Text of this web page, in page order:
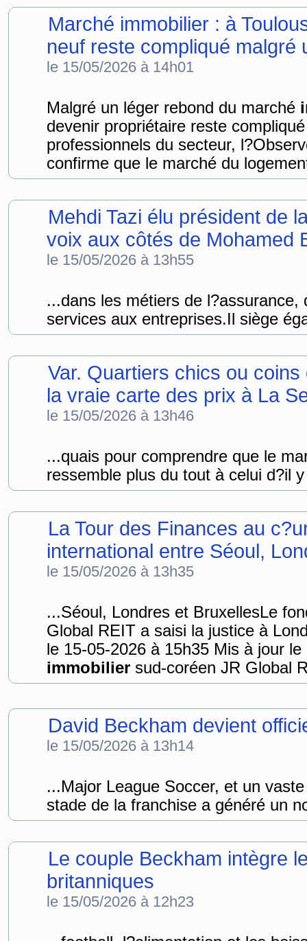
Marché immobilier : à
neuf reste compliqué malgré
le 15/05/2026 à 14h01
Malgré un léger rebond du marché
devenir propriétaire reste
professionnels du secteur,
confirme que le marché du
Mehdi Tazi élu président de
voix aux côtés de Mohamed
le 15/05/2026 à 13h55
...dans les métiers de l?assurance,
services aux entreprises.Il siège
Var. Quartiers chics ou
la vraie carte des prix à La
le 15/05/2026 à 13h46
...quais pour comprendre que le
ressemble plus du tout à celui d?il
La Tour des Finances au
international entre Séoul,
le 15/05/2026 à 13h35
...Séoul, Londres et BruxellesLe
Global REIT a saisi la justice à
le 15-05-2026 à 15h35 Mis à jour
immobilier sud-coréen JR Global
David Beckham devient
le 15/05/2026 à 13h14
...Major League Soccer, et un
stade de la franchise a généré un
Le couple Beckham intègre
britanniques
le 15/05/2026 à 12h23